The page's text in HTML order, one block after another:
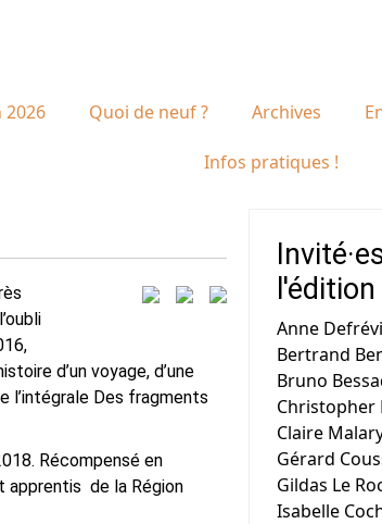
2026 Quoi de neuf ? Archives
Infos pratiques !
d’un voyage, d’une
l’intégrale Des fragments
Récompensé en
de la Région
Anne
Bertrand
Bruno
Christopher
Claire
Gérard
Gildas Le
Isabelle